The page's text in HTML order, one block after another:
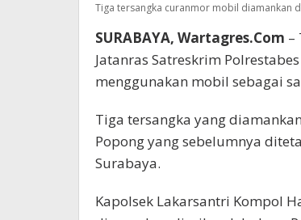
Tiga tersangka curanmor mobil diamankan
SURABAYA, Wartagres.Com –
Jatanras Satreskrim
menggunakan mobil sebagai
Tiga tersangka yang
Popong yang sebelumnya
Surabaya.
Kapolsek Lakarsantri Kompol